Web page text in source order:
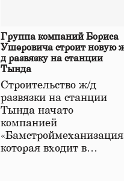
Группа компаний Бориса
Ушеровича строит новую
д развязку на станции
Тында
Строительство ж/д
развязки на станции
Тында начато
компанией
которая входит в…